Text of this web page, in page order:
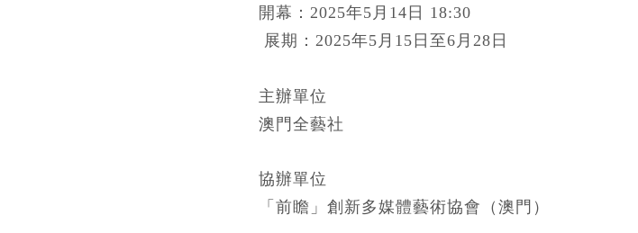
開幕：2025年5月14日 18:30
展期：2025年5月15日至6月28日
主辦單位
澳門 全藝社
協辦單位
「前瞻」創新多媒體藝術協會（澳門）